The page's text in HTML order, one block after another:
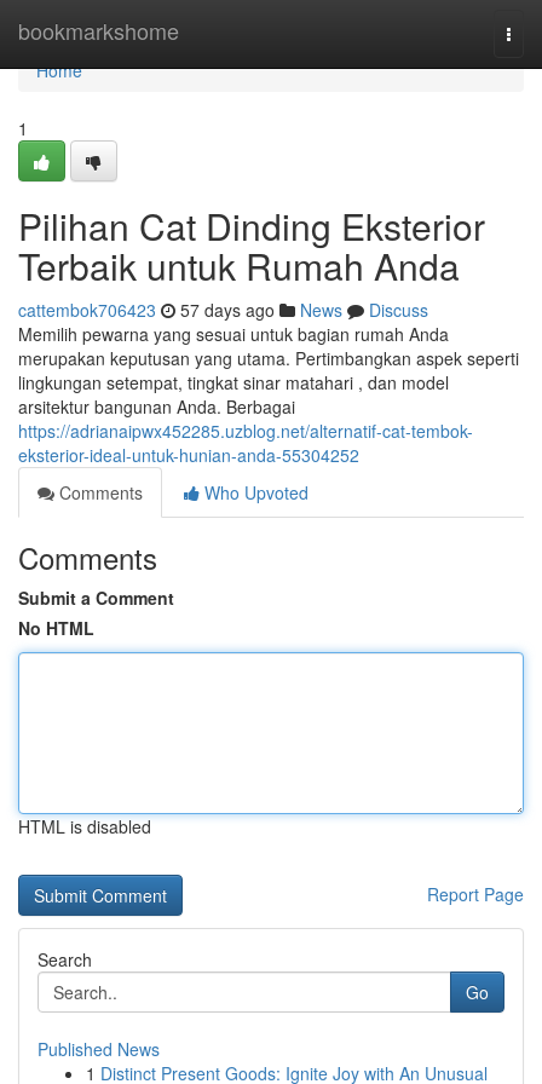
bookmarkshome
Home
Home
1
Pilihan Cat Dinding Eksterior
Terbaik untuk Rumah Anda
cattembok706423 57 days ago News
Discuss
Memilih pewarna yang sesuai untuk bagian rumah Anda
merupakan keputusan yang utama. Pertimbangkan aspek seperti
lingkungan setempat, tingkat sinar matahari , dan model
arsitektur bangunan Anda. Berbagai
https://adrianaipwx452285.uzblog.net/alternatif-cat-tembok-
eksterior-ideal-untuk-hunian-anda-55304252
Comments
Who Upvoted
Comments
Submit a Comment
No HTML
HTML is disabled
Report Page
Search
Go
Published News
1 Distinct Present Goods: Ignite Joy with An Unusual